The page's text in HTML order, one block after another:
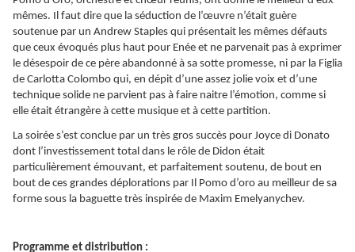
mêmes. Il faut dire que la séduction de l’œuvre n’était guère
soutenue par un Andrew Staples qui présentait les mêmes défauts
que ceux évoqués plus haut pour Enée et ne parvenait pas à exprimer
le désespoir de ce père abandonné à sa sotte promesse, ni par la Figlia
de Carlotta Colombo qui, en dépit d’une assez jolie voix et d’une
technique solide ne parvient pas à faire naitre l’émotion, comme si
elle était étrangère à cette musique et à cette partition.
La soirée s’est conclue par un très gros succès pour Joyce di Donato
dont l’investissement total dans le rôle de Didon était
particulièrement émouvant, et parfaitement soutenu, de bout en
bout de ces grandes déplorations par Il Pomo d’oro au meilleur de sa
forme sous la baguette très inspirée de Maxim Emelyanychev.
Programme et distribution :